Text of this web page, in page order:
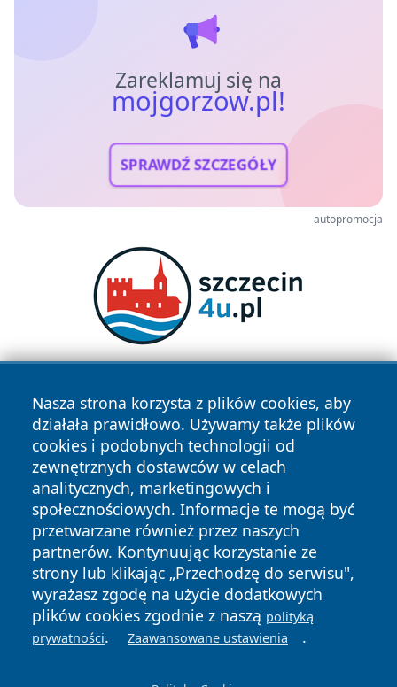
Zareklamuj się na
mojgorzow.pl!
SPRAWDŹ SZCZEGÓŁY
autopromocja
Nasza strona korzysta z plików cookies, aby
działała prawidłowo. Używamy także plików
cookies i podobnych technologii od
zewnętrznych dostawców w celach
analitycznych, marketingowych i
społecznościowych. Informacje te mogą być
przetwarzane również przez naszych
partnerów. Kontynuując korzystanie ze
strony lub klikając „Przechodzę do serwisu",
wyrażasz zgodę na użycie dodatkowych
plików cookies zgodnie z naszą polityką
prywatności. Zaawansowane ustawienia .
Copyright © 2026 mojgorzow.pl Wszystkie prawa zastrzeżone.
News Autorzy
Polityka
Prywatności
Polityka
Cookies